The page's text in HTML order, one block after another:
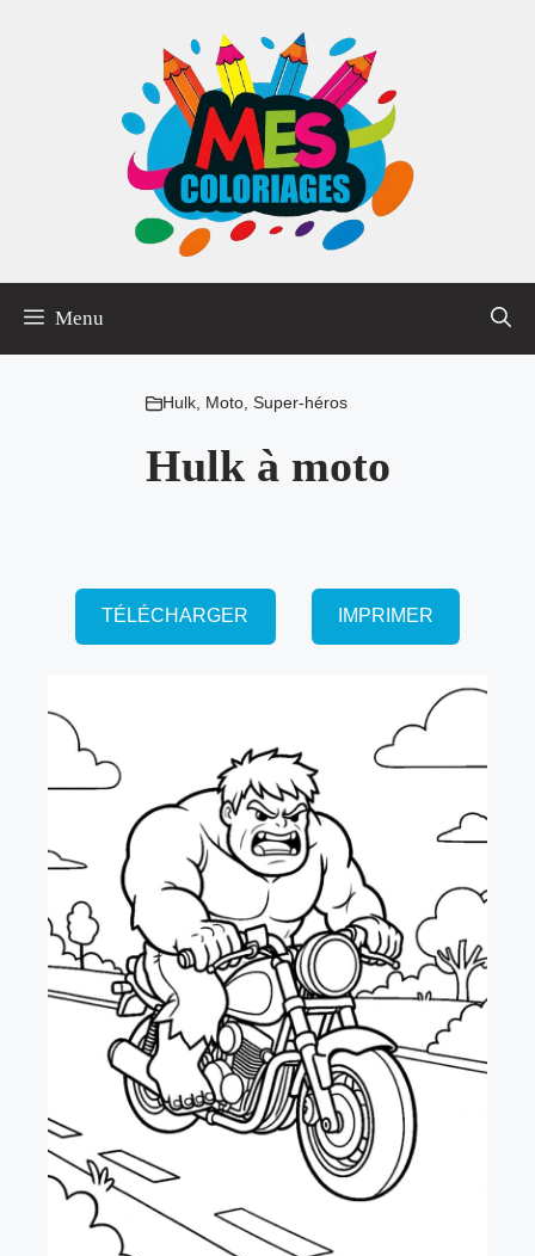
Menu
Hulk, Moto, Super-héros
Hulk à moto
TÉLÉCHARGER IMPRIMER